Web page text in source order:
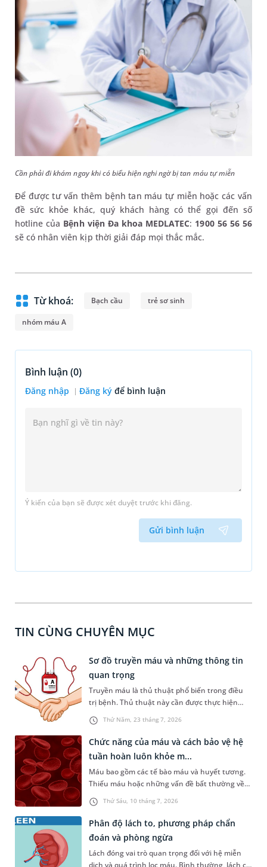
Cần phải đi khám ngay khi có biểu hiện nghi ngờ bị tan máu tự miễn
Để được tư vấn thêm bệnh tan máu tự miễn hoặc các vấn
đề sức khỏe khác, quý khách hàng có thể gọi đến số
hotline của Bệnh viện Đa khoa MEDLATEC: 1900 56 56 56
sẽ có nhân viên kịp thời giải đáp mọi thắc mắc.
Từ khoá: Bạch cầu trẻ sơ sinh
nhóm máu A
Bình luận (0)
Đăng nhập Đăng ký để bình luận
Ý kiến của bạn sẽ được xét duyệt trước khi đăng.
Gửi bình luận
TIN CÙNG CHUYÊN MỤC
Thứ Năm, 23 tháng 7, 2026
Sơ đồ truyền máu và những thông tin
quan trọng
Truyền máu là thủ thuật phổ biến trong điều
trị bệnh. Thủ thuật này cần được thực hiện
đúng theo quy trình và đòi hỏi sự chính xác
tuyệt đối. Bất cứ một sai sót nào trong quá
trình truyền máu cũng có thể khiến người
bệnh gặp nguy hiểm. Dưới đây là những thông
tin cơ bản về sơ đồ truyền máu để bạn hiểu rõ
hơn về vấn đề quan trọng này.
Thứ Sáu, 10 tháng 7, 2026
Chức năng của máu và cách bảo vệ hệ
tuần hoàn luôn khỏe m...
Máu bao gồm các tế bào máu và huyết tương.
Thiếu máu hoặc những vấn đề bất thường về
máu có thể gây ra những vấn đề sức khỏe
nghiêm trọng. Bài viết dưới đây sẽ là những
thông tin chi tiết về chức năng của máu và một
số gợi ý giúp hệ tuần hoàn luôn khỏe mạnh.
Phân độ lách to, phương pháp chẩn
đoán và phòng ngừa
Lách đóng vai trò quan trọng đối với hệ miễn